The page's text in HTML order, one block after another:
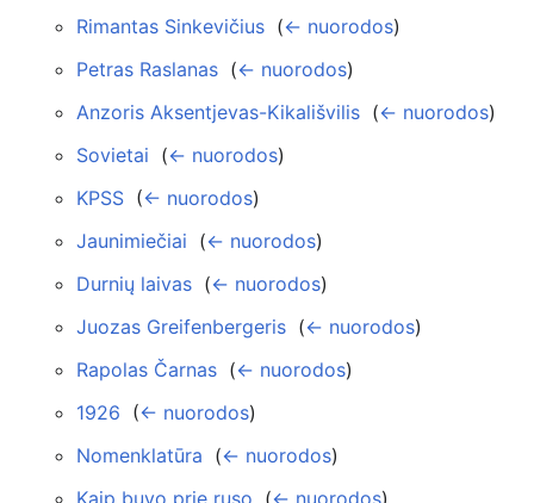
Rimantas Sinkevičius (← nuorodos)
Petras Raslanas (← nuorodos)
Anzoris Aksentjevas-Kikališvilis (← nuorodos)
Sovietai (← nuorodos)
KPSS (← nuorodos)
Jaunimiečiai (← nuorodos)
Durnių laivas (← nuorodos)
Juozas Greifenbergeris (← nuorodos)
Rapolas Čarnas (← nuorodos)
1926 (← nuorodos)
Nomenklatūra (← nuorodos)
Kaip buvo prie ruso (← nuorodos)